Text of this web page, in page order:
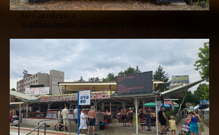
SD Čarodejnica
Hajdúszoboszló, Kempingova ulica, parcela č. 3529